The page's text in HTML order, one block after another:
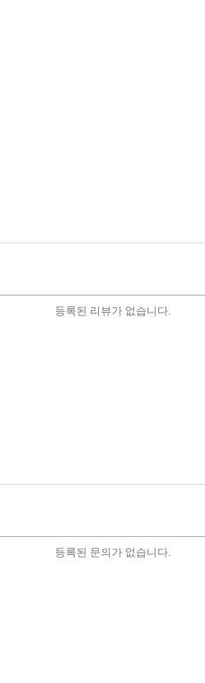
등록된 리뷰가 없습니다.
등록된 문의가 없습니다.